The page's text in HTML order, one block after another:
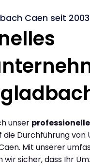
Caen seit 2003
unser
die Durchführung von
Mit unserer
sicher, dass Ihr